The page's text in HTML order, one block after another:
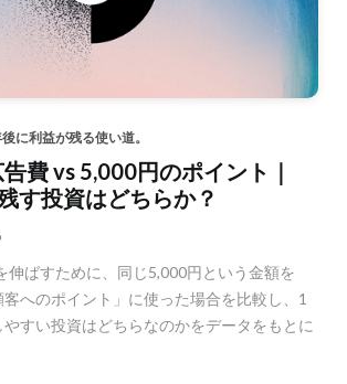
に利益が残る使い道。
費 vs 5,000円のポイント｜
す投資はどちらか？
伸ばすために、同じ5,000円という金額を
客へのポイント」に使った場合を比較し、1
すい投資はどちらなのかをデータをもとに